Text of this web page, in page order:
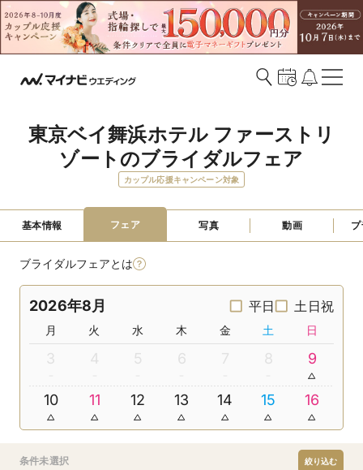
東京ベイ舞浜ホテル ファーストリ
ゾートのブライダルフェア
カップル応援キャンペーン対象
基本情報 フェア 写真 動画
ブライダルフェアとは
2026年8月 平日 土日祝
月 火 水 木 金 土 日
3 4 5 6 7 8 9
10 11 12 13 14 15 16
条件未選択 絞り込む